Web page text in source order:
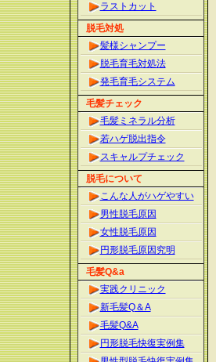
ラストカット
脱毛対処
髪様シャンプー
脱毛育毛対処法
発毛育毛システム
毛髪チェック
毛髪ミネラル分析
若ハゲ脱出指令
スキャルプチェック
脱毛について
こんな人がハゲやすい
男性脱毛原因
女性脱毛原因
円形脱毛原因究明
毛髪Q&a
実践クリニック
新毛髪Q＆A
毛髪Q&A
円形脱毛快復実例集